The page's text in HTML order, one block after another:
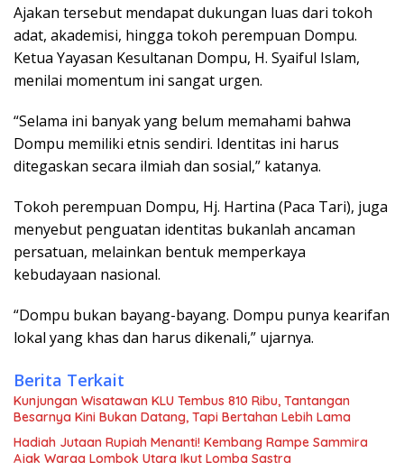
Ajakan tersebut mendapat dukungan luas dari tokoh
adat, akademisi, hingga tokoh perempuan Dompu.
Ketua Yayasan Kesultanan Dompu, H. Syaiful Islam,
menilai momentum ini sangat urgen.
“Selama ini banyak yang belum memahami bahwa
Dompu memiliki etnis sendiri. Identitas ini harus
ditegaskan secara ilmiah dan sosial,” katanya.
Tokoh perempuan Dompu, Hj. Hartina (Paca Tari), juga
menyebut penguatan identitas bukanlah ancaman
persatuan, melainkan bentuk memperkaya
kebudayaan nasional.
“Dompu bukan bayang-bayang. Dompu punya kearifan
lokal yang khas dan harus dikenali,” ujarnya.
Berita Terkait
Kunjungan Wisatawan KLU Tembus 810 Ribu, Tantangan
Besarnya Kini Bukan Datang, Tapi Bertahan Lebih Lama
Hadiah Jutaan Rupiah Menanti! Kembang Rampe Sammira
Ajak Warga Lombok Utara Ikut Lomba Sastra